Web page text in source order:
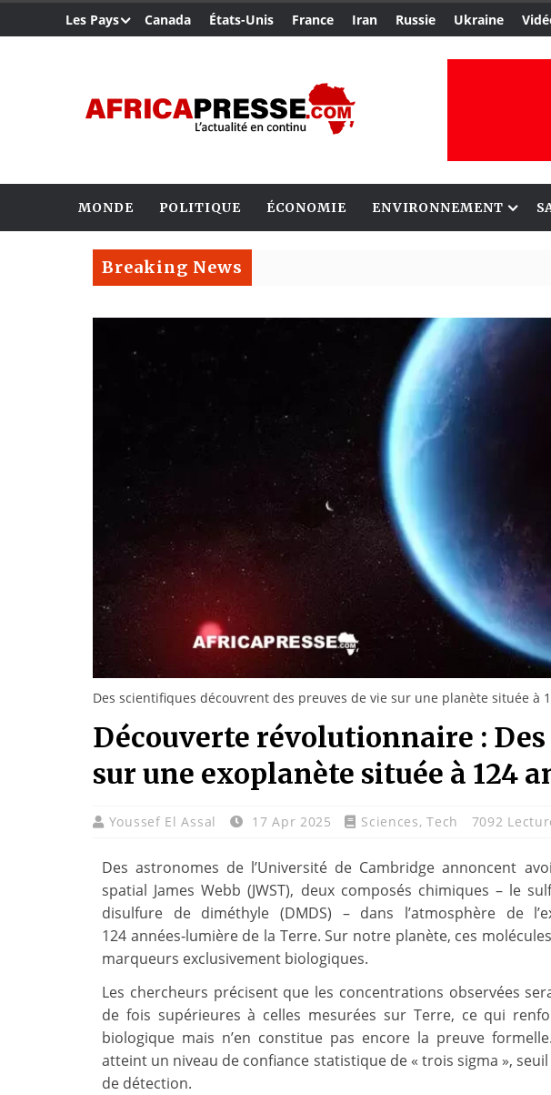
Les Pays Canada États-Unis France Iran Russie Ukraine
MONDE POLITIQUE ÉCONOMIE ENVIRONNEMENT
Breaking News
Des scientifiques découvrent des preuves de vie sur une planète située à
Découverte révolutionnaire : Des
sur une exoplanète située à 124
Youssef El Assal 17 Apr 2025 Sciences,Tech 7092
Des astronomes de l’Université de Cambridge annoncent
spatial James Webb (JWST), deux composés chimiques – le
disulfure de diméthyle (DMDS) – dans l’atmosphère de
124 années‑lumière de la Terre. Sur notre planète, ces
marqueurs exclusivement biologiques.
Les chercheurs précisent que les concentrations observées
de fois supérieures à celles mesurées sur Terre, ce qui
biologique mais n’en constitue pas encore la preuve
atteint un niveau de confiance statistique de « trois sigma »,
de détection.